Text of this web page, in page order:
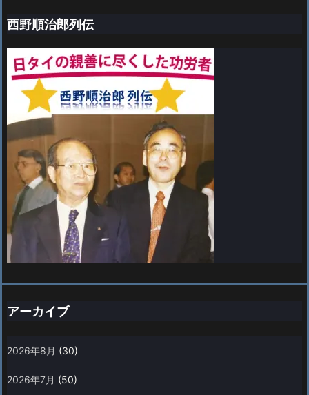
西野順治郎列伝
アーカイブ
2026年8月 (30)
2026年7月 (50)